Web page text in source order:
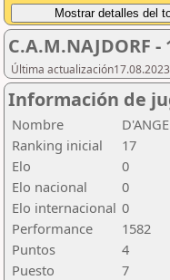
C.A.M.NAJDORF -
Última
Información de
Nombre
Ranking inicial
17
Elo
0
Elo nacional
0
Elo internacional 0
Performance
1582
Puntos
4
Puesto
7